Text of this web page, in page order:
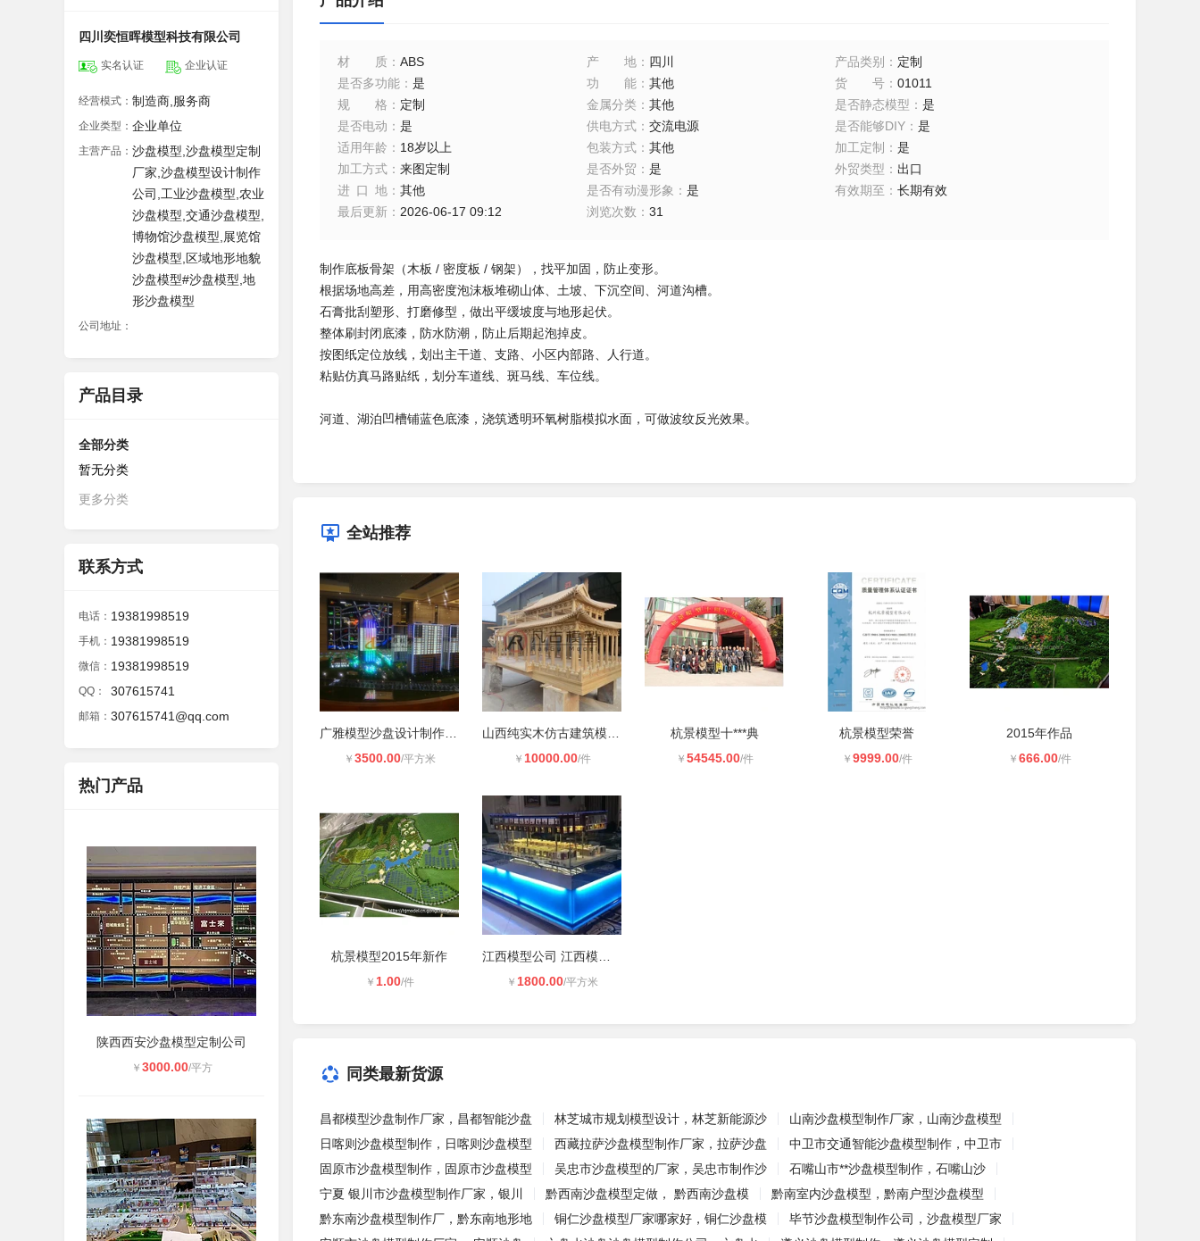
四川奕恒晖模型科技有限公司
实名认证 企业认证
经营模式： 制造商,服务商
企业类型： 企业单位
主营产品： 沙盘模型,沙盘模型定制
厂家,沙盘模型设计制作
公司,工业沙盘模型,农业
沙盘模型,交通沙盘模型,
博物馆沙盘模型,展览馆
沙盘模型,区域地形地貌
沙盘模型#沙盘模型,地
形沙盘模型
公司地址：
产品目录
全部分类
暂无分类
更多分类
联系方式
电话： 19381998519
手机： 19381998519
微信： 19381998519
QQ： 307615741
邮箱： 307615741@qq.com
热门产品
陕西西安沙盘模型定制公司
￥ 3000.00/平方
材质 ： ABS 产地： 四川 产品类别 ： 定制
是否多功能 ： 是 功能： 其他 货号 ：01011
规格 ： 定制 金属分类 ： 其他 是否静态模型 ：是
是否电动 ： 是 供电方式： 交流电源 是否能够DIY ：是
适用年龄 ： 18岁以上 包装方式： 其他 加工定制 ：是
加工方式 ： 来图定制 是否外贸 ： 是 外贸类型 ： 出口
进口地 ： 其他 是否有动漫形象 ： 是 有效期至 ：长期有效
最后更新 ： 2026-06-17 09:12 浏览次数 ： 31
制作底板骨架（木板 / 密度板 / 钢架），找平加固，防止变形。
根据场地高差，用高密度泡沫板堆砌山体、土坡、下沉空间、河道沟槽。
石膏批刮塑形、打磨修型，做出平缓坡度与地形起伏。
整体刷封闭底漆，防水防潮，防止后期起泡掉皮。
按图纸定位放线，划出主干道、支路、小区内部路、人行道。
粘贴仿真马路贴纸，划分车道线、斑马线、车位线。
河道、湖泊凹槽铺蓝色底漆，浇筑透明环氧树脂模拟水面，可做波纹反光效果。
全站推荐
￥ 3500.00/平方米 ￥ 10000.00/件
杭景模型十***典
￥ 54545.00/件
杭景模型荣誉
￥ 9999.00/件
2015年作品
￥ 666.00/件
杭景模型2015年新作
￥ 1.00/件 ￥ 1800.00/平方米
同类最新货源
昌都模型沙盘制作厂家，昌都智能沙盘 林芝城市规划模型设计，林芝新能源沙
山南沙盘模型制作厂家，山南沙盘模型
日喀则沙盘模型制作，日喀则沙盘模型
西藏拉萨沙盘模型制作厂家，拉萨沙盘
中卫市交通智能沙盘模型制作，中卫市
固原市沙盘模型制作，固原市沙盘模型
吴忠市沙盘模型的厂家，吴忠市制作沙
石嘴山市**沙盘模型制作，石嘴山沙
宁夏 银川市沙盘模型制作厂家，银川
黔西南沙盘模型定做， 黔西南沙盘模
黔南室内沙盘模型，黔南户型沙盘模型
黔东南沙盘模型制作厂，黔东南地形地
铜仁沙盘模型厂家哪家好，铜仁沙盘模
毕节沙盘模型制作公司，沙盘模型厂家